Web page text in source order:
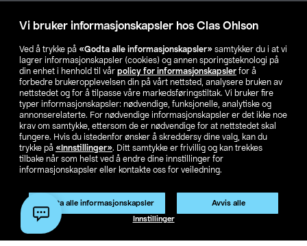
Vi bruker informasjonskapsler hos Clas Ohlson
Ved å trykke på «Godta alle informasjonskapsler» samtykker du i at vi
lagrer informasjonskapsler (cookies) og annen sporingsteknologi på
din enhet i henhold til vår policy for informasjonskapsler for å
forbedre brukeropplevelsen din på vårt nettsted, analysere bruken av
nettstedet og for å tilpasse våre markedsføringstiltak. Vi bruker fire
typer informasjonskapsler: nødvendige, funksjonelle, analytiske og
annonserelaterte. For nødvendige informasjonskapsler er det ikke noe
krav om samtykke, ettersom de er nødvendige for at nettstedet skal
fungere. Hvis du istedenfor ønsker å skreddersy dine valg, kan du
trykke på «Innstillinger». Ditt samtykke er frivillig og kan trekkes
tilbake når som helst ved å endre dine innstillinger for
informasjonskapsler eller kontakte oss for veiledning.
Godta alle informasjonskapsler Avvis alle
Innstillinger
Våre selskaper
Finn din butikk
SE NO FI
Privacy statement Medlemsvilkår Kjøpsvilkår
For bedrifter
Endre til priser ekskl. moms